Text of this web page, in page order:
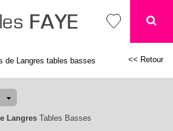
de Langres tables basses << Retour
LangresTables Basses